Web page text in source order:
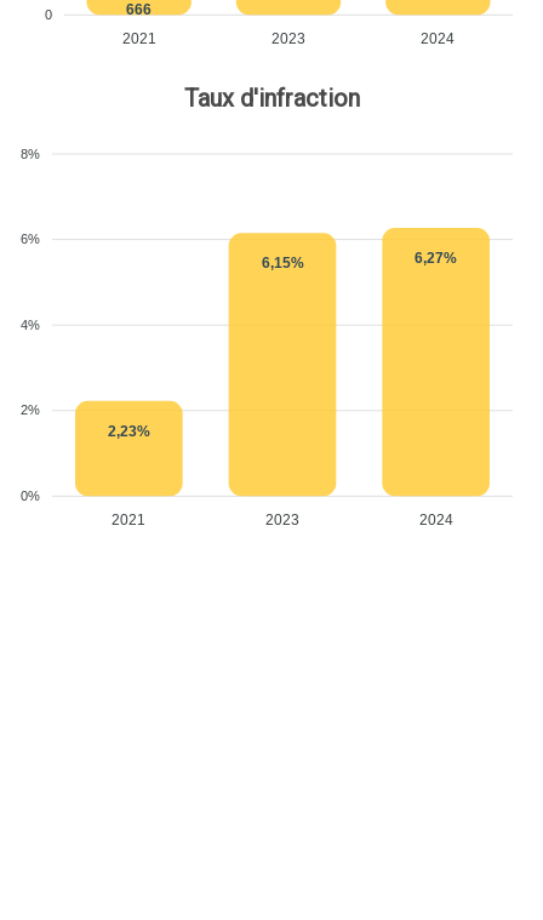
0 666
2021 2023 2024
Taux d'infraction
8%
6%
4%
2%
0%
2,23%
6,15% 6,27%
2021 2023 2024